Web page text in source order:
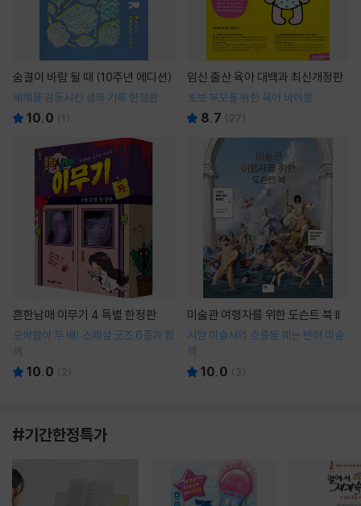
숨결이 바람 될 때 (10주년 에디션)
세계를 감동시킨 생의 기록 한정판
10.0 (1 )
임신 출산 육아 대백과 최신개정판
초보 부모를 위한 육아 바이블
8.7 ( 27)
흔한남매 이무기 4 특별 한정판
오싹함이 두 배! 스페셜 굿즈 6종과 함
께
10.0 ( 2)
미술관 여행자를 위한 도슨트 북 II
서양 미술사의 흐름을 꿰는 반려 미술
책
10.0 ( 3)
#기간한정특가